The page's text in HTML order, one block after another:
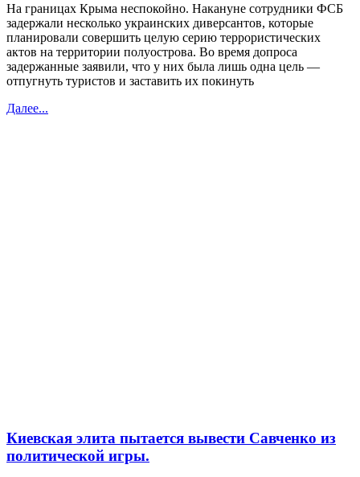
На границах Крыма неспокойно. Накануне сотрудники ФСБ
задержали несколько украинских диверсантов, которые
планировали совершить целую серию террористических
актов на территории полуострова. Во время допроса
задержанные заявили, что у них была лишь одна цель —
отпугнуть туристов и заставить их покинуть
Далее...
Киевская элита пытается вывести Савченко из
политической игры.